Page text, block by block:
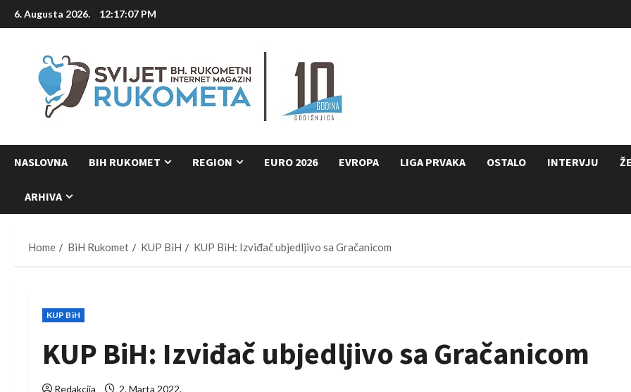
Skip
to
6. Augusta 2026. 12:17:09 PM
NASLOVNA BIH RUKOMET REGION EURO 2026 EVROPA LIGA PRVAKA OSTALO INTERVJU
ARHIVA
Home BiH Rukomet KUP BiH KUP BiH: Izviđač ubjedljivo sa Gračanicom
KUP BiH
KUP BiH: Izviđač ubjedljivo sa Gračanicom
Redakcija 2. Marta 2022.